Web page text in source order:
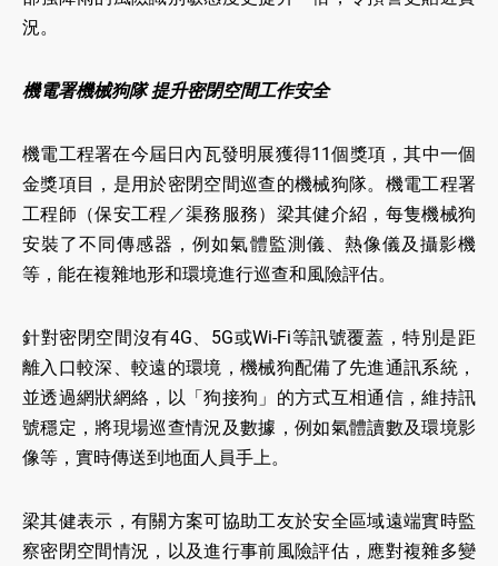
況。
機電署機械狗隊 提升密閉空間工作安全
機電工程署在今屆日內瓦發明展獲得11個獎項，其中一個
金獎項目，是用於密閉空間巡查的機械狗隊。機電工程署
工程師（保安工程／渠務服務）梁其健介紹，每隻機械狗
安裝了不同傳感器，例如氣體監測儀、熱像儀及攝影機
等，能在複雜地形和環境進行巡查和風險評估。
針對密閉空間沒有4G、5G或Wi-Fi等訊號覆蓋，特別是距
離入口較深、較遠的環境，機械狗配備了先進通訊系統，
並透過網狀網絡，以「狗接狗」的方式互相通信，維持訊
號穩定，將現場巡查情況及數據，例如氣體讀數及環境影
像等，實時傳送到地面人員手上。
梁其健表示，有關方案可協助工友於安全區域遠端實時監
察密閉空間情況，以及進行事前風險評估，應對複雜多變